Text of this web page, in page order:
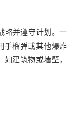
略并遵守计划。一
手榴弹或其他爆炸
建筑物或墙壁，